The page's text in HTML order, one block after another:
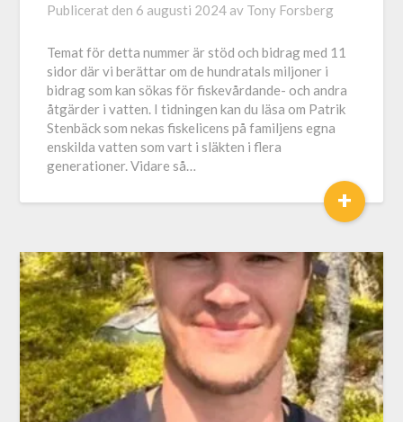
Publicerat den 6 augusti 2024 av Tony Forsberg
Temat för detta nummer är stöd och bidrag med 11
sidor där vi berättar om de hundratals miljoner i
bidrag som kan sökas för fiskevårdande- och andra
åtgärder i vatten. I tidningen kan du läsa om Patrik
Stenbäck som nekas fiskelicens på familjens egna
enskilda vatten som vart i släkten i flera
generationer. Vidare så…
+